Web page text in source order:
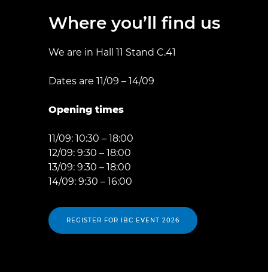
Where you’ll find us
We are in Hall 11 Stand C.41
Dates are 11/09 – 14/09
Opening times
11/09: 10:30 – 18:00
12/09: 9:30 – 18:00
13/09: 9:30 – 18:00
14/09: 9:30 – 16:00
REGISTER FOR IBC EVENT 2026